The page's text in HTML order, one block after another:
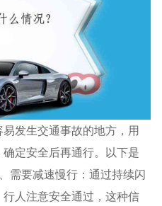
发生交通事故的地方，用
定安全后再通行。以下是
需要减速慢行：通过持续闪
人注意安全通过，这种信